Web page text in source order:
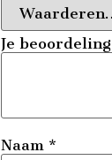
Je beoordeling
Naam *